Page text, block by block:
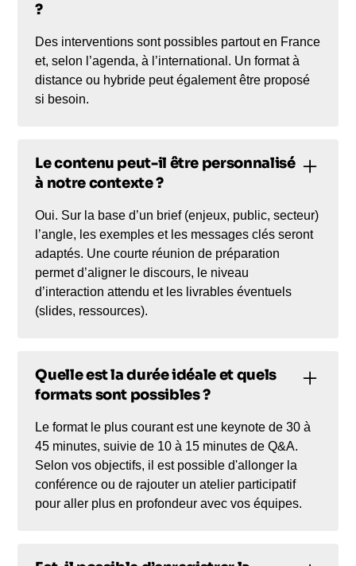
?
Des interventions sont possibles partout en France
et, selon l’agenda, à l’international. Un format à
distance ou hybride peut également être proposé
si besoin.
Le contenu peut-il être personnalisé
à notre contexte ?
Oui. Sur la base d’un brief (enjeux, public, secteur)
l’angle, les exemples et les messages clés seront
adaptés. Une courte réunion de préparation
permet d’aligner le discours, le niveau
d’interaction attendu et les livrables éventuels
(slides, ressources).
Quelle est la durée idéale et quels
formats sont possibles ?
Le format le plus courant est une keynote de 30 à
45 minutes, suivie de 10 à 15 minutes de Q&A.
Selon vos objectifs, il est possible d'allonger la
conférence ou de rajouter un atelier participatif
pour aller plus en profondeur avec vos équipes.